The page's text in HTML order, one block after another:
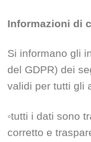
Informazioni di
Si informano gli
del GDPR) dei
validi per tutti gli
◦tutti i dati sono
corretto e